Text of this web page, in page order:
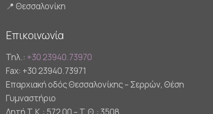
📍 Θεσσαλονίκη
Επικοινωνία
Τηλ.: +30 23940.73970
Fax: +30 23940.73971
Επαρχιακή οδός Θεσσαλονίκης – Σερρών, Θέση
Γυμναστήριο